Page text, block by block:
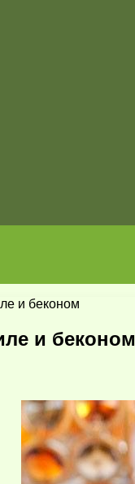
и беконом
и беконом